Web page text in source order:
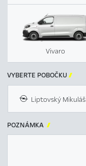
Vivaro
VYBERTE POBOČKU 
Liptovský Mikuláš
POZNÁMKA 